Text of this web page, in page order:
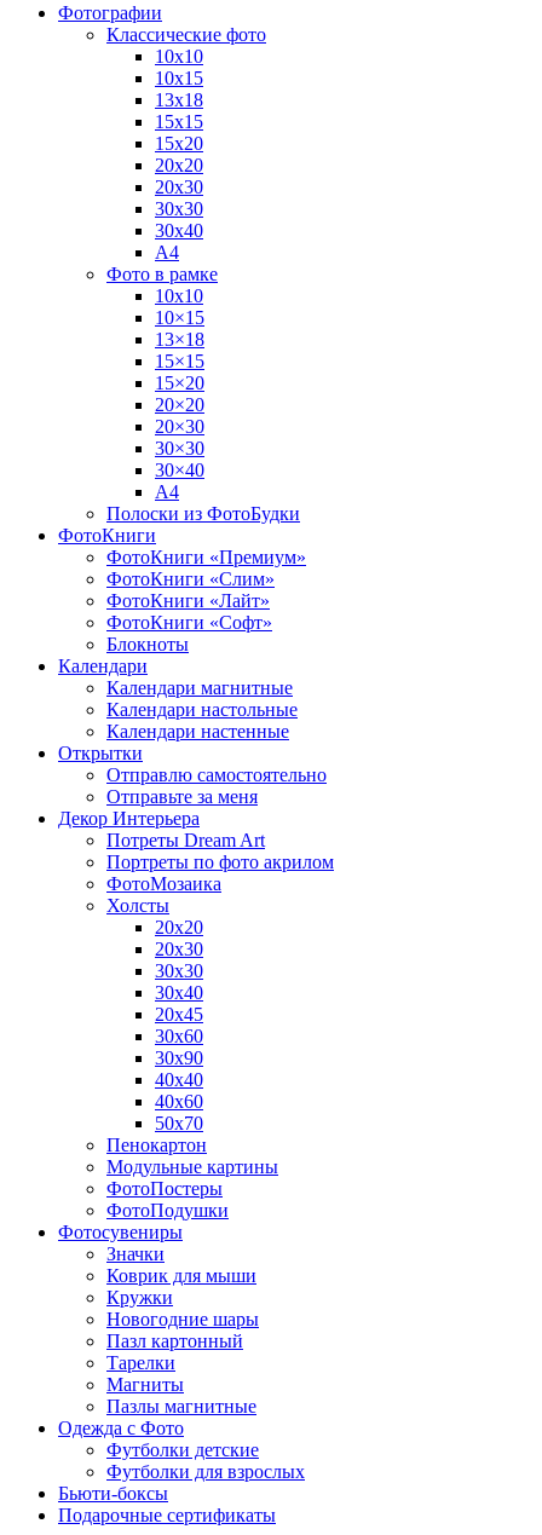
Фотографии
Классические фото
10х10
10х15
13х18
15х15
15х20
20х20
20х30
30х30
30х40
А4
Фото в рамке
10х10
10×15
13×18
15×15
15×20
20×20
20×30
30×30
30×40
A4
Полоски из ФотоБудки
ФотоКниги
ФотоКниги «Премиум»
ФотоКниги «Слим»
ФотоКниги «Лайт»
ФотоКниги «Софт»
Блокноты
Календари
Календари магнитные
Календари настольные
Календари настенные
Открытки
Отправлю самостоятельно
Отправьте за меня
Декор Интерьера
Потреты Dream Art
Портреты по фото акрилом
ФотоМозаика
Холсты
20х20
20х30
30х30
30х40
20х45
30х60
30х90
40х40
40х60
50х70
Пенокартон
Модульные картины
ФотоПостеры
ФотоПодушки
Фотоcувениры
Значки
Коврик для мыши
Кружки
Новогодние шары
Пазл картонный
Тарелки
Магниты
Пазлы магнитные
Одежда с Фото
Футболки детские
Футболки для взрослых
Бьюти-боксы
Подарочные сертификаты